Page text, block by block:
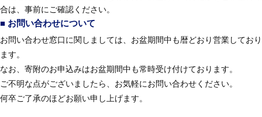
合は、事前にご確認ください。
■ お問い合わせについて
お問い合わせ窓口に関しましては、お盆期間中も暦どおり営業しており
ます。
なお、寄附のお申込みはお盆期間中も常時受け付けております。
ご不明な点がございましたら、お気軽にお問い合わせください。
何卒ご了承のほどお願い申し上げます。